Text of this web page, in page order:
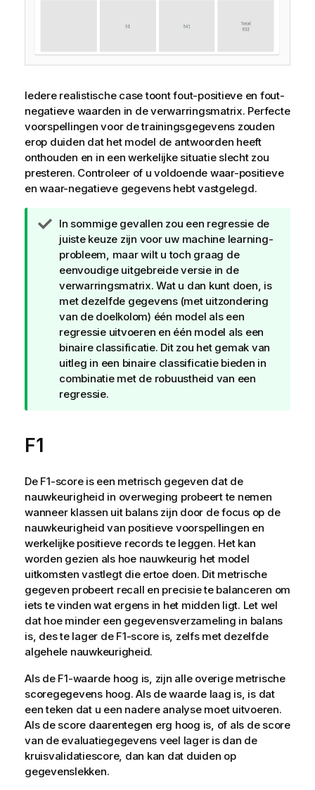
Iedere realistische case toont fout-positieve en fout-
negatieve waarden in de verwarringsmatrix. Perfecte
voorspellingen voor de trainingsgegevens zouden
erop duiden dat het model de antwoorden heeft
onthouden en in een werkelijke situatie slecht zou
presteren. Controleer of u voldoende waar-positieve
en waar-negatieve gegevens hebt vastgelegd.
T
i
p
In sommige gevallen zou een regressie de
juiste keuze zijn voor uw machine learning-
probleem, maar wilt u toch graag de
eenvoudige uitgebreide versie in de
verwarringsmatrix. Wat u dan kunt doen, is
met dezelfde gegevens (met uitzondering
van de doelkolom) één model als een
regressie uitvoeren en één model als een
binaire classificatie. Dit zou het gemak van
uitleg in een binaire classificatie bieden in
combinatie met de robuustheid van een
regressie.
F1
De F1-score is een metrisch gegeven dat de
nauwkeurigheid in overweging probeert te nemen
wanneer klassen uit balans zijn door de focus op de
nauwkeurigheid van positieve voorspellingen en
werkelijke positieve records te leggen. Het kan
worden gezien als hoe nauwkeurig het model
uitkomsten vastlegt die ertoe doen. Dit metrische
gegeven probeert recall en precisie te balanceren om
iets te vinden wat ergens in het midden ligt. Let wel
dat hoe minder een gegevensverzameling in balans
is, des te lager de F1-score is, zelfs met dezelfde
algehele nauwkeurigheid.
Als de F1-waarde hoog is, zijn alle overige metrische
scoregegevens hoog. Als de waarde laag is, is dat
een teken dat u een nadere analyse moet uitvoeren.
Als de score daarentegen erg hoog is, of als de score
van de evaluatiegegevens veel lager is dan de
kruisvalidatiescore, dan kan dat duiden op
gegevenslekken.